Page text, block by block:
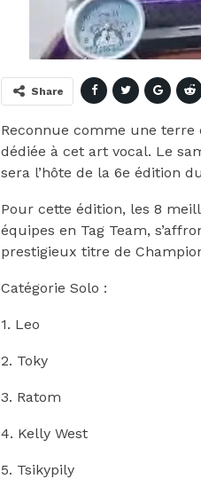
Share
Reconnue comme une
dédiée à cet art vocal. Le
sera l’hôte de la 6e édition du
Pour cette édition, les 8
équipes en Tag Team,
prestigieux titre de
Catégorie Solo :
1. Leo
2. Toky
3. Ratom
4. Kelly West
5. Tsikypily